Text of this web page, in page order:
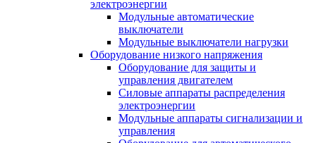
электроэнергии
Модульные автоматические
выключатели
Модульные выключатели нагрузки
Оборудование низкого напряжения
Оборудование для защиты и
управления двигателем
Силовые аппараты распределения
электроэнергии
Модульные аппараты сигнализации и
управления